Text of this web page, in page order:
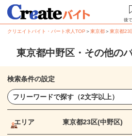
後
クリエイトバイト・パート求人TOP ＞東京都＞東京都23
東京都中野区・その他の
検索条件の設定
エリア 東京都23区(中野区)